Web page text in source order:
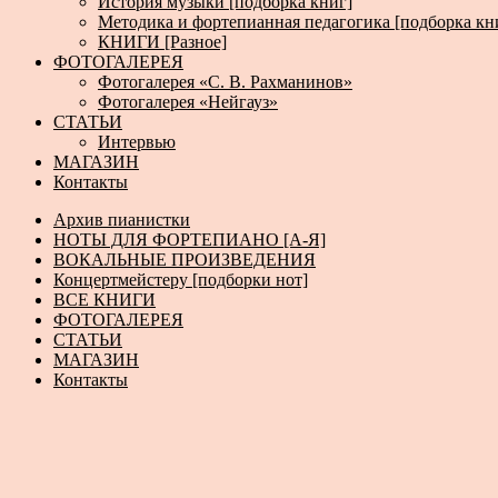
Методика и фортепианная педагогика [подборка
КНИГИ [Разное]
ФОТОГАЛЕРЕЯ
Фотогалерея «С. В. Рахманинов»
Фотогалерея «Нейгауз»
СТАТЬИ
Интервью
МАГАЗИН
Контакты
Архив пианистки
НОТЫ ДЛЯ ФОРТЕПИАНО [А-Я]
ВОКАЛЬНЫЕ ПРОИЗВЕДЕНИЯ
Концертмейстеру [подборки нот]
ВСЕ КНИГИ
ФОТОГАЛЕРЕЯ
СТАТЬИ
МАГАЗИН
Контакты